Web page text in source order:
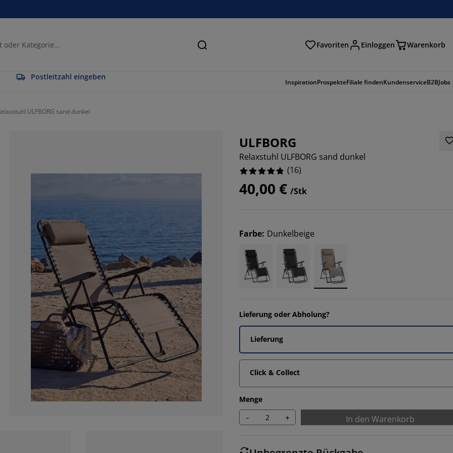
Suchen Favoriten Einloggen Warenkorb
Postleitzahl eingeben
InspirationProspekteFiliale findenKundenserviceB2BJobs
ULFBORG sand dunkel
ULFBORG
Relaxstuhl ULFBORG sand dunkel
(16)
40,00 € /Stk
Farbe: Dunkelbeige
Lieferung oder Abholung?
Lieferung
Click & Collect
Menge
- + In den Warenkorb
12.5%
6.25%